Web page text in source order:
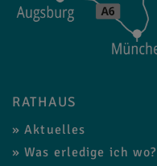
RATHAUS
Aktuelles
Was erledige ich wo?